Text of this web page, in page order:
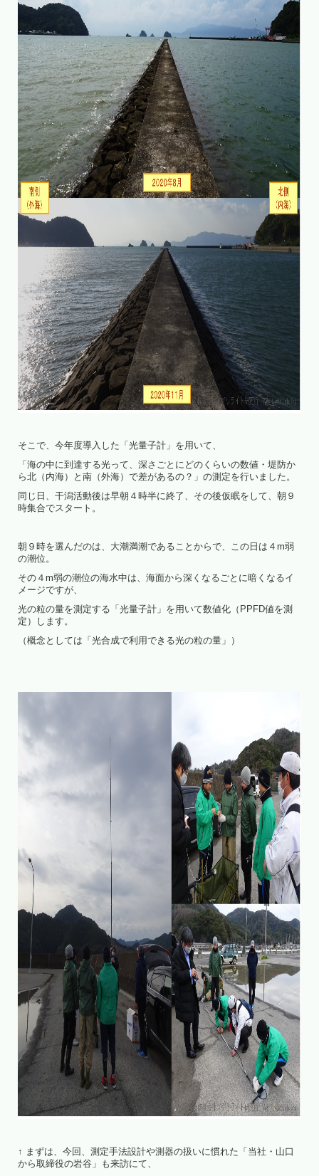
そこで、今年度導入した「光量子計」を用いて、
「海の中に到達する光って、深さごとにどのくらいの数値・堤防か
ら北（内海）と南（外海）で差があるの？」の測定を行いました。
同じ日、干潟活動後は早朝４時半に終了、その後仮眠をして、朝９
時集合でスタート。
朝９時を選んだのは、大潮満潮であることからで、この日は４m弱
の潮位。
その４m弱の潮位の海水中は、海面から深くなるごとに暗くなるイ
メージですが、
光の粒の量を測定する「光量子計」を用いて数値化（PPFD値を測
定）します。
（概念としては「光合成で利用できる光の粒の量」）
↑ まずは、今回、測定手法設計や測器の扱いに慣れた「当社・山口
から取締役の岩谷」も来訪にて、